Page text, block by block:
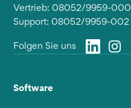
Vertrieb: 08052/9959-000
Support: 08052/9959-002
Folgen Sie uns
Software